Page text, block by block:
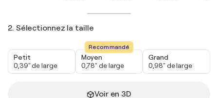
2. Sélectionnez la taille
Petit
0,39" de large
Recommandé
Moyen
0,78" de large
Grand
0,98" de large
Voir en 3D